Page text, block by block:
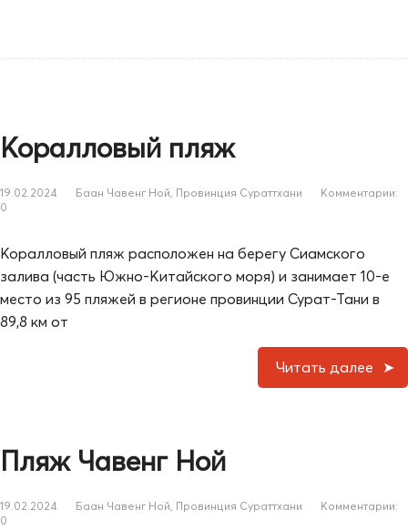
Коралловый пляж
19.02.2024 Баан Чавенг Ной, Провинция Сураттхани
Комментарии:
0
Коралловый пляж расположен на берегу Сиамского
залива (часть Южно-Китайского моря) и занимает 10-е
место из 95 пляжей в регионе провинции Сурат-Тани в
89,8 км от
Читать далее
Пляж Чавенг Ной
19.02.2024 Баан Чавенг Ной, Провинция Сураттхани
Комментарии:
0